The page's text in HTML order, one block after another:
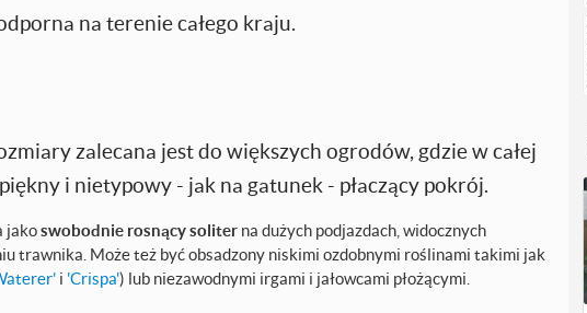
na terenie całego kraju.
zalecana jest do większych ogrodów, gdzie w całej
i nietypowy - jak na gatunek - płaczący pokrój.
jakoswobodnie rosnący soliter na dużych podjazdach, widocznych
trawnika. Może też być obsadzony niskimi ozdobnymi roślinami takimi jak
i 'Crispa') lub niezawodnymi irgami i jałowcami płożącymi.